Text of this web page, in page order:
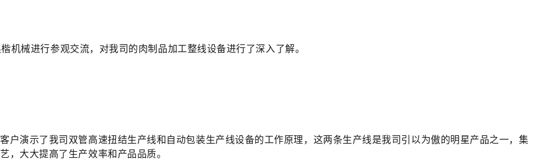
械进行参观交流，对我司的肉制品加工整线设备进行了深入了解。
户演示了我司双管高速扭结生产线和自动包装生产线设备的工作原理，这两条生产线是我司引以为傲的明星产品之一，集
，大大提高了生产效率和产品品质。